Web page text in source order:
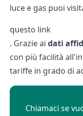
luce e gas puoi
questo link
. Grazie ai dati
con più facilità
tariffe in grado di
Chiamaci se